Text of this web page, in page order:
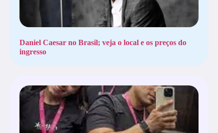
Daniel Caesar no Brasil; veja o local e os preços do
ingresso